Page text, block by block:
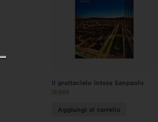
Il grattacielo Intesa Sanpaolo
10,00€
Aggiungi al carrello